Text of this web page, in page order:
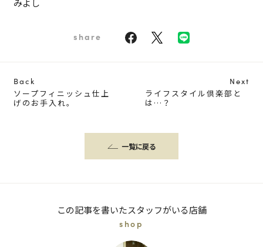
みよし
share
Back
ソープフィニッシュ仕上
げのお手入れ。
一覧に戻る
Next
ライフスタイル倶楽部と
は…？
この記事を書いたスタッフがいる店舗
shop